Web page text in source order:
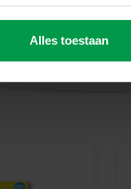
Alles toestaan